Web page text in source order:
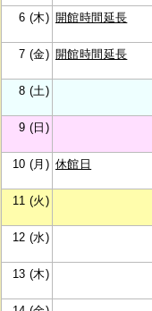
6 (木) 開館時間延長
7 (金) 開館時間延長
8 (土)
9 (日)
10 (月) 休館日
11 (火)
12 (水)
13 (木)